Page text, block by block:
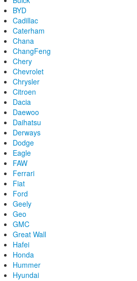
BYD
Cadillac
Caterham
Chana
ChangFeng
Chery
Chevrolet
Chrysler
Citroen
Dacia
Daewoo
Daihatsu
Derways
Dodge
Eagle
FAW
Ferrari
Fiat
Ford
Geely
Geo
GMC
Great Wall
Hafei
Honda
Hummer
Hyundai